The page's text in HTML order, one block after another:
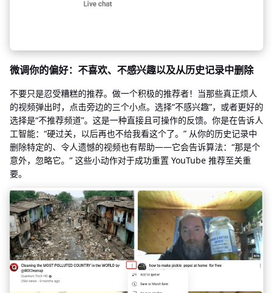
微调你的偏好：不喜欢、不感兴趣以及从历史记录中删除
不要只是忍受糟糕的推荐。做一个积极的推荐者！当那些真正烦人
的视频弹出时，点击旁边的三个小点。选择“不感兴趣”，或者更好的
选择是“不推荐频道”。这是一种直接且可操作的反馈。你是在告诉人
工智能：“硬过关，以后再也不给我看这个了。” 从你的历史记录中
删除特定的、令人遗憾的视频也有帮助——它会告诉算法：“那是个
意外，忽略它。” 这些小动作对于成功重置 YouTube 推荐至关重
要。